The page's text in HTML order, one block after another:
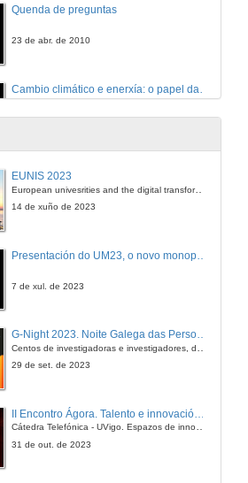
Quenda de preguntas
23 de abr. de 2010
28 de abr. de 2010
EUNIS 2023
European univesrities and the digital transformation: challenges and opportunities ahead
14 de xuño de 2023
7 de xul. de 2023
G-Night 2023. Noite Galega das Persoas Investigadoras. Conciencias creativas
29 de set. de 2023
Cátedra Telefónica - UVigo. Espazos de innovación
31 de out. de 2023